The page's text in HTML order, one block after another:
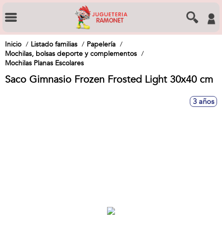
Inicio Listado familias
Papelería
Mochilas, bolsas deporte y complementos
Mochilas Planas Escolares
Saco Gimnasio Frozen Frosted Light 30x40 cm
3 años